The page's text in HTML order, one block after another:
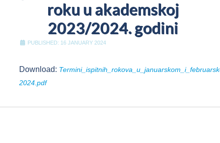
roku u akademskoj
2023/2024. godini
PUBLISHED: 16 JANUARY 2024
Download:
2024.pdf